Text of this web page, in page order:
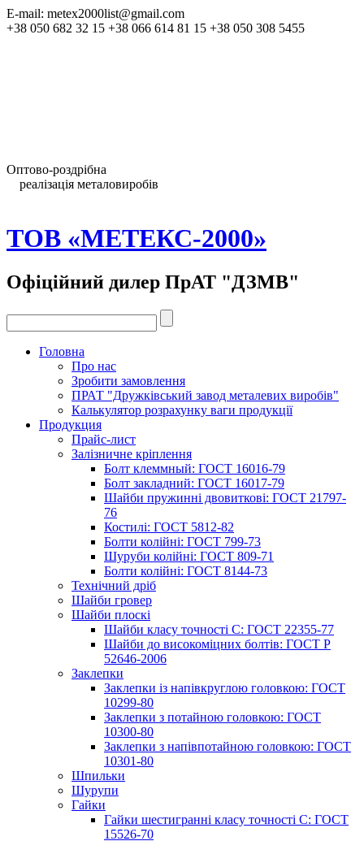
E-mail: metex2000list@gmail.com
+38 050 682 32 15 +38 066 614 81 15 +38 050 308 5455
Оптово-роздрібна
реалізація металовиробів
ТОВ «МЕТЕКС-2000»
Офіційний дилер ПрАТ "ДЗМВ"
Головна
Про нас
Зробити замовлення
ПРАТ "Дружківський завод металевих виробів"
Калькулятор розрахунку ваги продукції
Продукция
Прайс-лист
Залізничне кріплення
Болт клеммный: ГОСТ 16016-79
Болт закладний: ГОСТ 16017-79
Шайби пружинні двовиткові: ГОСТ 21797-
76
Костилі: ГОСТ 5812-82
Болти колійні: ГОСТ 799-73
Шуруби колійні: ГОСТ 809-71
Болти колійні: ГОСТ 8144-73
Технічний дріб
Шайби гровер
Шайби плоскі
Шайби класу точності С: ГОСТ 22355-77
Шайби до високоміцних болтів: ГОСТ Р
52646-2006
Заклепки
Заклепки із напівкруглою головкою: ГОСТ
10299-80
Заклепки з потайною головкою: ГОСТ
10300-80
Заклепки з напівпотайною головкою: ГОСТ
10301-80
Шпильки
Шурупи
Гайки
Гайки шестигранні класу точності С: ГОСТ
15526-70